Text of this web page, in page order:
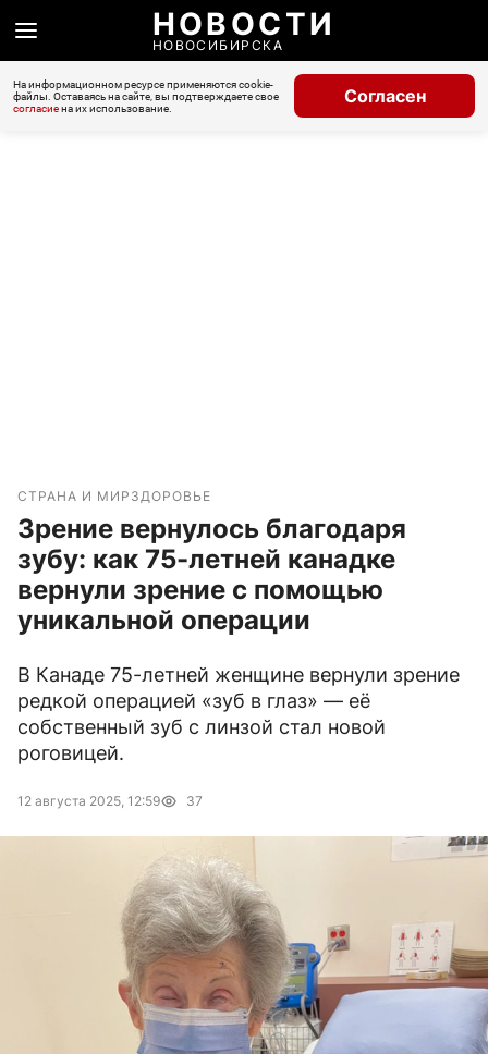
НОВОСТИ
НОВОСИБИРСКА
На информационном ресурсе применяются cookie-
файлы. Оставаясь на сайте, вы подтверждаете свое
согласиена их использование.
Согласен
СТРАНА И МИР ЗДОРОВЬЕ
Зрение вернулось благодаря
зубу: как 75-летней канадке
вернули зрение с помощью
уникальной операции
В Канаде 75-летней женщине вернули зрение
редкой операцией «зуб в глаз» — её
собственный зуб с линзой стал новой
роговицей.
12 августа 2025, 12:59 37